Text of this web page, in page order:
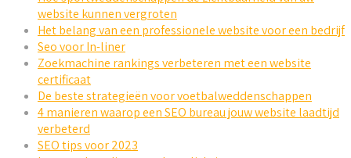
website kunnen vergroten
Het belang van een professionele website voor een bedrijf
Seo voor In-liner
Zoekmachine rankings verbeteren met een website
certificaat
De beste strategieën voor voetbalweddenschappen
4 manieren waarop een SEO bureau jouw website laadtijd
verbeterd
SEO tips voor 2023